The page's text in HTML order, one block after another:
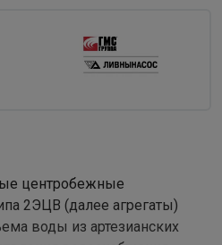
центробежные
2ЭЦВ (далее агрегаты)
воды из артезианских